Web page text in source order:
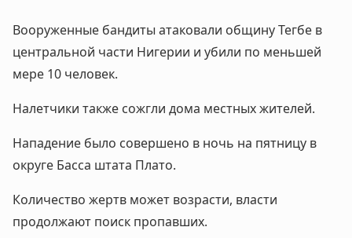
Вооруженные бандиты атаковали общину Тегбе в
центральной части Нигерии и убили по меньшей
мере 10 человек.
Налетчики также сожгли дома местных жителей.
Нападение было совершено в ночь на пятницу в
округе Басса штата Плато.
Количество жертв может возрасти, власти
продолжают поиск пропавших.